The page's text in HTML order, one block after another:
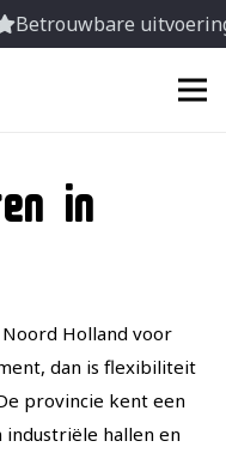
Betrouwbare
in
Holland voor
dan is flexibiliteit
provincie kent een
hallen en